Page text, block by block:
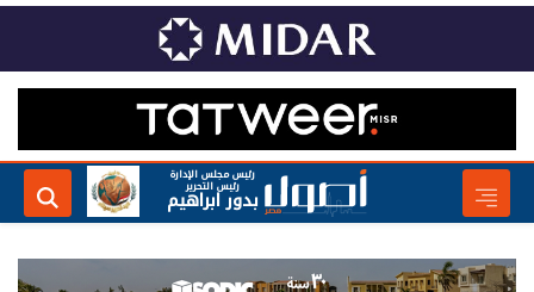
رئيس مجلس الإدارة
رئيس التحرير
بدور ابراهيم